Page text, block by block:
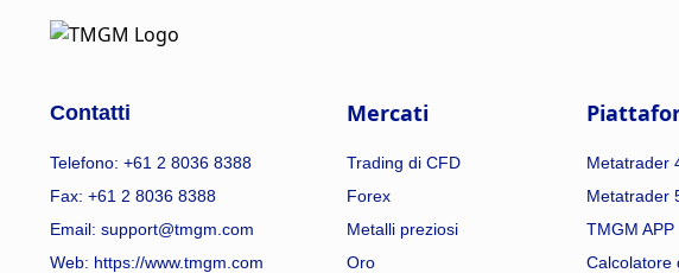
Contatti
Telefono: +61 2 8036 8388
Fax: +61 2 8036 8388
Email: support@tmgm.com
Web: https://www.tmgm.com
Mercati
Trading di CFD
Forex
Metalli preziosi
Oro
Metatrader
Metatrader
TMGM APP
Calcolatore